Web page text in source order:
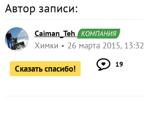
Автор записи:
Caiman_Teh КОМПАНИЯ
Химки 26 марта 2015, 13:32
Сказать спасибо! 19